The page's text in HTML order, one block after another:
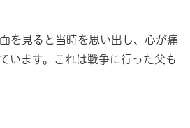
を見ると当時を思い出し、心が痛
います。これは戦争に行った父も